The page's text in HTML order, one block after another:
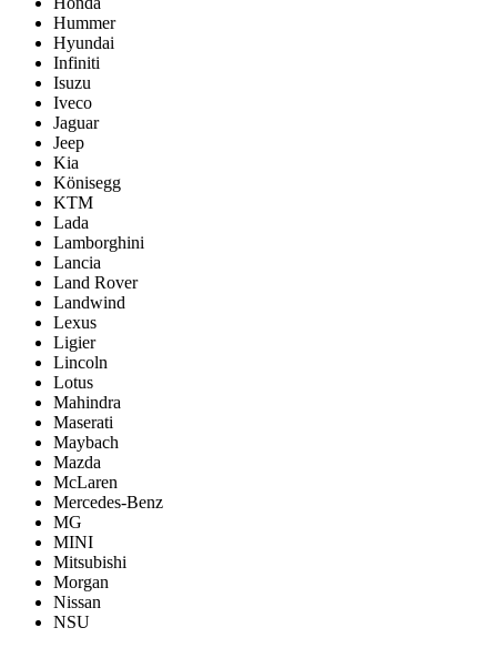
Hummer
Hyundai
Infiniti
Isuzu
Iveco
Jaguar
Jeep
Kia
Könisegg
KTM
Lada
Lamborghini
Lancia
Land Rover
Landwind
Lexus
Ligier
Lincoln
Lotus
Mahindra
Maserati
Maybach
Mazda
McLaren
Mercedes-Benz
MG
MINI
Mitsubishi
Morgan
Nissan
NSU